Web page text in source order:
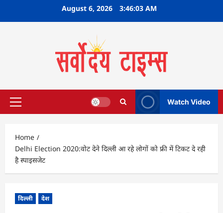
August 6, 2026 3:46:04 AM
Primary
Watch Video
Home
Delhi Election 2020:वोट देने दिल्ली आ रहे लोगों को फ्री में टिकट दे रही
है स्पाइसजेट
दिल्ली देश